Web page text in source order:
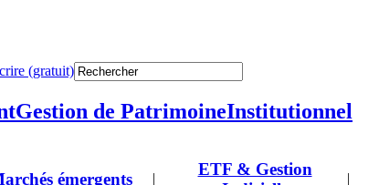
(gratuit)
Gestion de PatrimoineInstitutionnel
émergents |
ETF & Gestion
|